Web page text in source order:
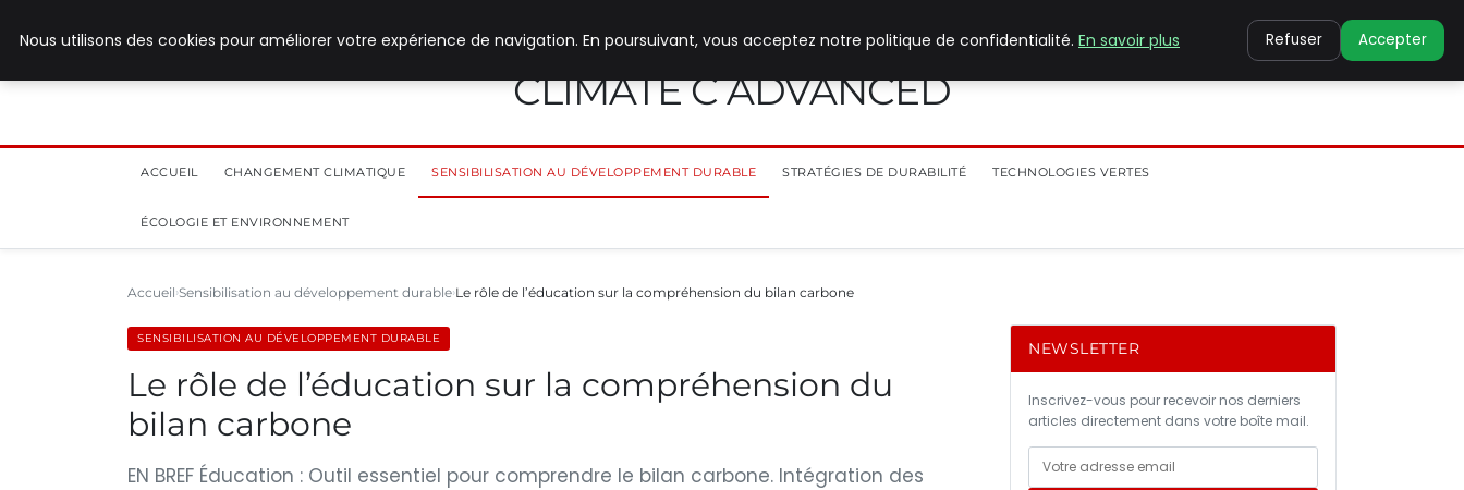
CLIMATE C ADVANCED
ACCUEIL CHANGEMENT CLIMATIQUE SENSIBILISATION AU DÉVELOPPEMENT DURABLE STRATÉGIES DE DURABILITÉ TECHNOLOGIES VERTES
ÉCOLOGIE ET ENVIRONNEMENT
Accueil Sensibilisation au développement durable Le rôle de l’éducation sur la compréhension du bilan carbone
SENSIBILISATION AU DÉVELOPPEMENT DURABLE
Le rôle de l’éducation sur la compréhension du
bilan carbone
EN BREF Éducation : Outil essentiel pour comprendre le bilan carbone. Intégration des
NEWSLETTER
Inscrivez-vous pour recevoir nos derniers
articles directement dans votre boîte mail.
Nous utilisons des cookies pour améliorer votre expérience de navigation. En poursuivant, vous acceptez notre politique de confidentialité. En savoir plus Refuser Accepter